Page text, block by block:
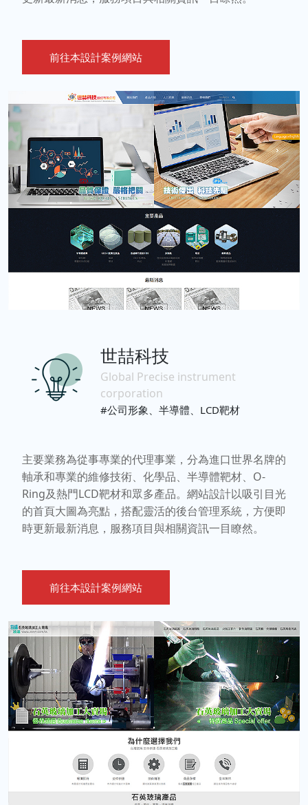
前往本設計案例網站
世喆科技
Global Precise instrument
corporation
#公司形象、半導體、LCD靶材
主要業務為從事專業的代理事業，分為進口世界名牌的
軸承和專業的維修技術、化學品、半導體靶材、O-
Ring及熱門LCD靶材和眾多產品。網站設計以吸引目光
的首頁大圖為亮點，搭配靈活的後台管理系統，方便即
時更新最新消息，服務項目與相關資訊一目瞭然。
前往本設計案例網站